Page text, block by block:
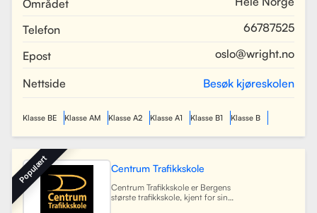
kjøretimer med all nødvendig
moderne digitale systemer for å
gjøre det enkelt for elever å booke
sine trafikklærere.
Les mer
Området
Telefon
66787525
Epost
oslo@wright.no
Nettside Besøk kjøreskolen
Klasse BE Klasse AM Klasse A2 Klasse A1 Klasse B1 Klasse B
Centrum Trafikkskole
Centrum Trafikkskole er Bergens
største trafikkskole, kjent for sin
Populært